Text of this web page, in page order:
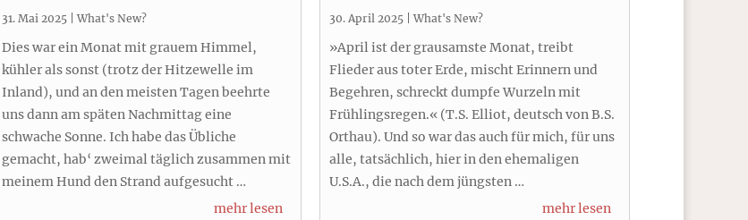
31. Mai 2025|What's New?
Dies war ein Monat mit grauem Himmel,
kühler als sonst (trotz der Hitzewelle im
Inland), und an den meisten Tagen beehrte
uns dann am späten Nachmittag eine
schwache Sonne. Ich habe das Übliche
gemacht, hab‘ zweimal täglich zusammen mit
meinem Hund den Strand aufgesucht …
mehr lesen
30. April 2025 |What's New?
»April ist der grausamste Monat, treibt
Flieder aus toter Erde, mischt Erinnern und
Begehren, schreckt dumpfe Wurzeln mit
Frühlingsregen.« (T.S. Elliot, deutsch von B.S.
Orthau). Und so war das auch für mich, für uns
alle, tatsächlich, hier in den ehemaligen
U.S.A., die nach dem jüngsten …
mehr lesen